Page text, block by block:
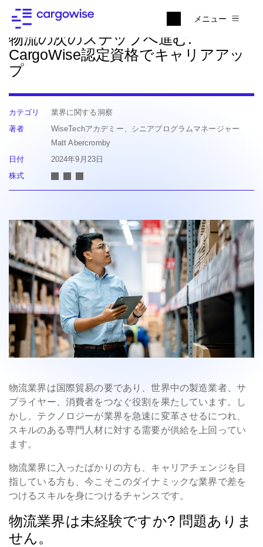
メニュー
ニュースに戻る
物流の次のステップへ進む:
CargoWise認定資格でキャリアアッ
プ
カテゴリ
業界に関する洞察
著者
WiseTechアカデミー、シニアプログラムマネージャー
Matt Abercromby
日付
2024年9月23日
株式
物流業界は国際貿易の要であり、世界中の製造業者、サ
プライヤー、消費者をつなぐ役割を果たしています。し
かし、テクノロジーが業界を急速に変革させるにつれ、
スキルのある専門人材に対する需要が供給を上回ってい
ます。
物流業界に入ったばかりの方も、キャリアチェンジを目
指している方も、今こそこのダイナミックな業界で差を
つけるスキルを身につけるチャンスです。
物流業界は未経験ですか? 問題ありま
せん。